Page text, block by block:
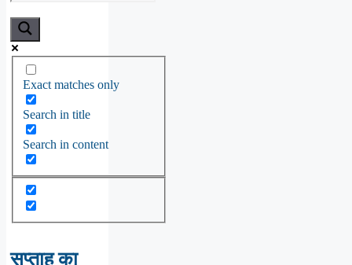
Exact matches only
Search in title
Search in content
सप्ताह का